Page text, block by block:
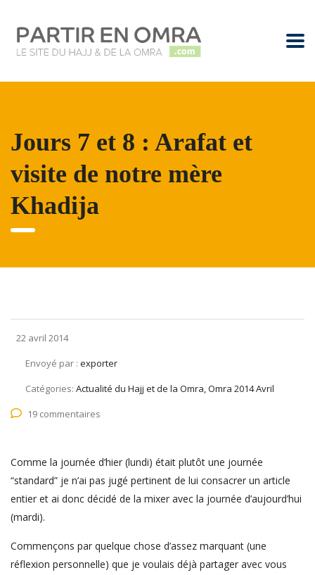
Jours 7 et 8 : Arafat et
visite de notre mère
Khadija
22 avril 2014
Envoyé par : exporter
Catégories: Actualité du Hajj et de la Omra, Omra 2014 Avril
19 commentaires
Comme la journée d’hier (lundi) était plutôt une journée
“standard” je n’ai pas jugé pertinent de lui consacrer un article
entier et ai donc décidé de la mixer avec la journée d’aujourd’hui
(mardi).
Commençons par quelque chose d’assez marquant (une
réflexion personnelle) que je voulais déjà partager avec vous